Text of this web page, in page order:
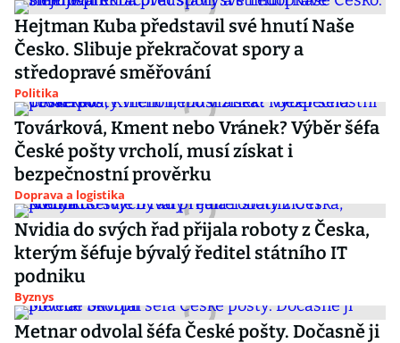
Hejtman Kuba představil své hnutí Naše
Česko. Slibuje překračovat spory a
středopravé směřování
Politika
Továrková, Kment nebo Vránek? Výběr šéfa
České pošty vrcholí, musí získat i
bezpečnostní prověrku
Doprava a logistika
Nvidia do svých řad přijala roboty z Česka,
kterým šéfuje bývalý ředitel státního IT
podniku
Byznys
Metnar odvolal šéfa České pošty. Dočasně ji